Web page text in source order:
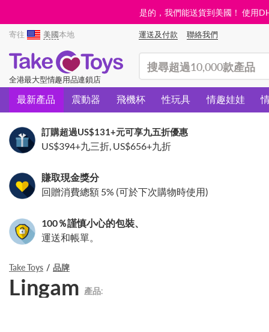
是的，我們能送貨到美國！ 使用
寄往 美國本地 運送及付款 聯絡我們
全港最大型情趣用品連鎖店
最新產品 震動器 飛機杯 性玩具 情趣娃娃
訂購超過US$131+元可享九五折優惠
US$394+九三折, US$656+九折
賺取現金獎分
回贈消費總額 5% (可於下次購物時使用)
100％謹慎小心的包裝、
運送和帳單。
Take Toys 品牌
Lingam 產品: